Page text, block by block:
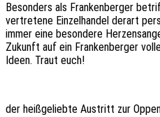
Besonders als Frankenberger
vertretene Einzelhandel derart
immer eine besondere
Zukunft auf ein Frankenberger
Ideen. Traut euch!
der heißgeliebte Austritt zur